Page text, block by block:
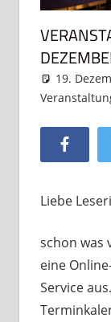
19.
Liebe
schon was
eine
Service